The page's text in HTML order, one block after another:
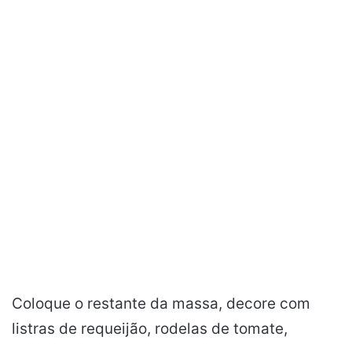
Coloque o restante da massa, decore com
listras de requeijão, rodelas de tomate,